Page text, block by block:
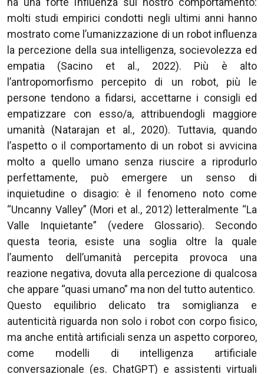
molti studi empirici condotti negli ultimi anni hanno
mostrato come l’umanizzazione di un robot influenza
la percezione della sua intelligenza, socievolezza ed
empatia (Sacino et al., 2022). Più è alto
l’antropomorfismo percepito di un robot, più le
persone tendono a fidarsi, accettarne i consigli ed
empatizzare con esso/a, attribuendogli maggiore
umanità (Natarajan et al., 2020). Tuttavia, quando
l’aspetto o il comportamento di un robot si avvicina
molto a quello umano senza riuscire a riprodurlo
perfettamente, può emergere un senso di
inquietudine o disagio: è il fenomeno noto come
“Uncanny Valley” (Mori et al., 2012) letteralmente “La
Valle Inquietante” (vedere Glossario). Secondo
questa teoria, esiste una soglia oltre la quale
l’aumento dell’umanità percepita provoca una
reazione negativa, dovuta alla percezione di qualcosa
che appare “quasi umano” ma non del tutto autentico.
Questo equilibrio delicato tra somiglianza e
autenticità riguarda non solo i robot con corpo fisico,
ma anche entità artificiali senza un aspetto corporeo,
come modelli di intelligenza artificiale
conversazionale (es. ChatGPT) e assistenti virtuali